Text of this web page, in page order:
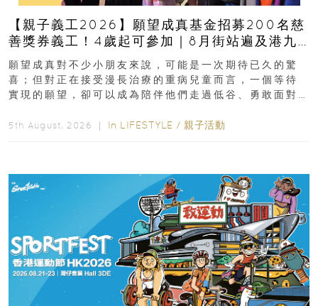
【親子義工2026】願望成真基金招募200名慈
善獎券義工！4歲起可參加｜8月街站遍及港九
新界
願望成真對不少小朋友來說，可能是一次期待已久的驚
喜；但對正在接受漫長治療的重病兒童而言，一個等待
實現的願望，卻可以成為陪伴他們走過低谷、勇敢面對
5th August, 2026 ｜ In LIFESTYLE / 親子活動